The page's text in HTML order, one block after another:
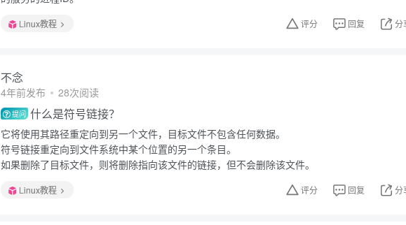
Linux教程 评分 回复 分
不念
4年前发布 28次阅读
提问 什么是符号链接？
它将使用其路径重定向到另一个文件，目标文件不包含任何数据。
符号链接重定向到文件系统中某个位置的另一个条目。
如果删除了目标文件，则将删除指向该文件的链接，但不会删除该文件。
Linux教程 评分 回复 分